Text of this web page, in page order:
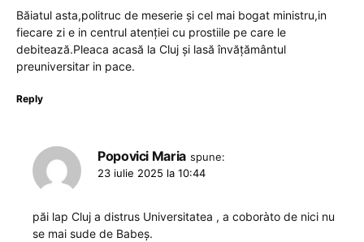
Băiatul asta,politruc de meserie și cel mai bogat ministru,in
fiecare zi e in centrul atenției cu prostiile pe care le
debitează.Pleaca acasă la Cluj și lasă învățământul
preuniversitar in pace.
Reply
Popovici Maria spune:
23 iulie 2025 la 10:44
păi lap Cluj a distrus Universitatea , a coboràto de nici nu
se mai sude de Babeș.